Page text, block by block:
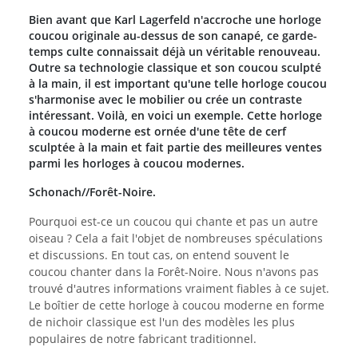
Bien avant que Karl Lagerfeld n'accroche une horloge
coucou originale au-dessus de son canapé, ce garde-
temps culte connaissait déjà un véritable renouveau.
Outre sa technologie classique et son coucou sculpté
à la main, il est important qu'une telle horloge coucou
s'harmonise avec le mobilier ou crée un contraste
intéressant. Voilà, en voici un exemple. Cette horloge
à coucou moderne est ornée d'une tête de cerf
sculptée à la main et fait partie des meilleures ventes
parmi les horloges à coucou modernes.
Schonach//Forêt-Noire.
Pourquoi est-ce un coucou qui chante et pas un autre
oiseau ? Cela a fait l'objet de nombreuses spéculations
et discussions. En tout cas, on entend souvent le
coucou chanter dans la Forêt-Noire. Nous n'avons pas
trouvé d'autres informations vraiment fiables à ce sujet.
Le boîtier de cette horloge à coucou moderne en forme
de nichoir classique est l'un des modèles les plus
populaires de notre fabricant traditionnel.